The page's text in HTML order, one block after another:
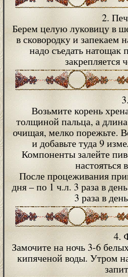
2.
Берем целую луковицу в
в сковородку и запекаем
надо съедать натощак
закрепляется
Возьмите корень
толщиной пальца, а
очищая, мелко порежьте.
и добавьте туда 9
Компоненты залейте
настояться
После процеживания
дня – по 1 ч.л. 3 раза в
3 раза в
4.
Замочите на ночь 3-6
кипяченой воды. Утром